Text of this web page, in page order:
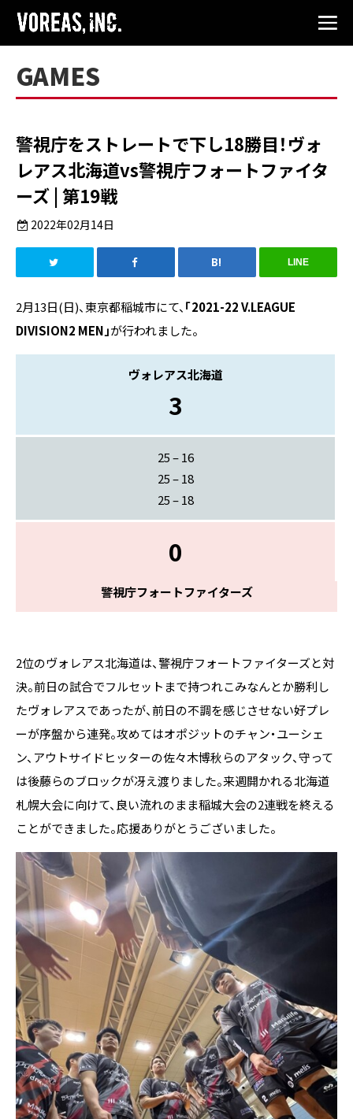
GAMES
警視庁をストレートで下し18勝目！ヴォ
レアス北海道vs警視庁フォートファイタ
ーズ | 第19戦
2022年02月14日
LINE
2月13日(日)、東京都稲城市にて、 「2021-22 V.LEAGUE
DIVISION2 MEN」が行われました。
ヴォレアス北海道
3
25 – 16
25 – 18
25 – 18
0
警視庁フォートファイターズ
2位のヴォレアス北海道は、警視庁フォートファイターズと対
決。前日の試合でフルセットまで持つれこみなんとか勝利し
たヴォレアスであったが、前日の不調を感じさせない好プレ
ーが序盤から連発。攻めてはオポジットのチャン・ユーシェ
ン、アウトサイドヒッターの佐々木博秋らのアタック、守って
は後藤らのブロックが冴え渡りました。来週開かれる北海道
札幌大会に向けて、良い流れのまま稲城大会の2連戦を終える
ことができました。応援ありがとうございました。